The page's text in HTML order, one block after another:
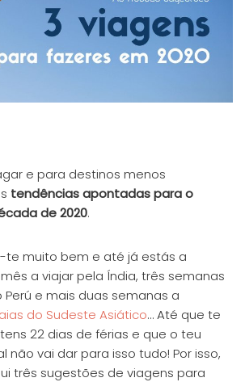
e para destinos menos
tendências apontadas para o
de 2020.
te muito bem e até já estás a
a viajar pela Índia, três semanas
Perú e mais duas semanas a
do Sudeste Asiático… Até que te
22 dias de férias e que o teu
não vai dar para isso tudo! Por isso,
três sugestões de viagens para